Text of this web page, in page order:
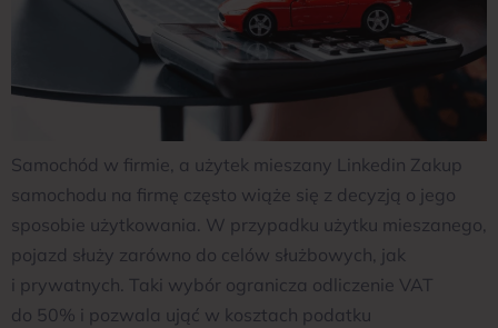
Samochód w firmie, a użytek mieszany Linkedin Zakup
samochodu na firmę często wiąże się z decyzją o jego
sposobie użytkowania. W przypadku użytku mieszanego,
pojazd służy zarówno do celów służbowych, jak
i prywatnych. Taki wybór ogranicza odliczenie VAT
do 50% i pozwala ująć w kosztach podatku